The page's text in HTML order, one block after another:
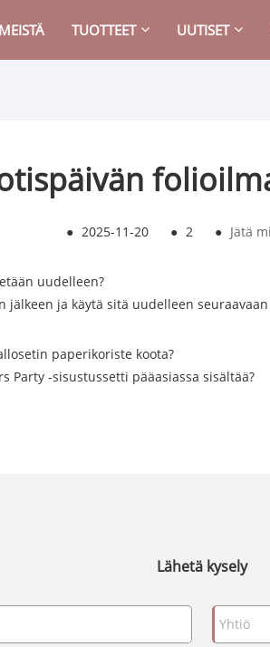
TUOTTEET UUTISET
● 2025-11-20 ● 2 ● Jätä
uudelleen?
jälkeen ja käytä sitä uudelleen
paperikoriste koota?
Party -sisustussetti pääasiassa sisältää?
Lähetä kysely